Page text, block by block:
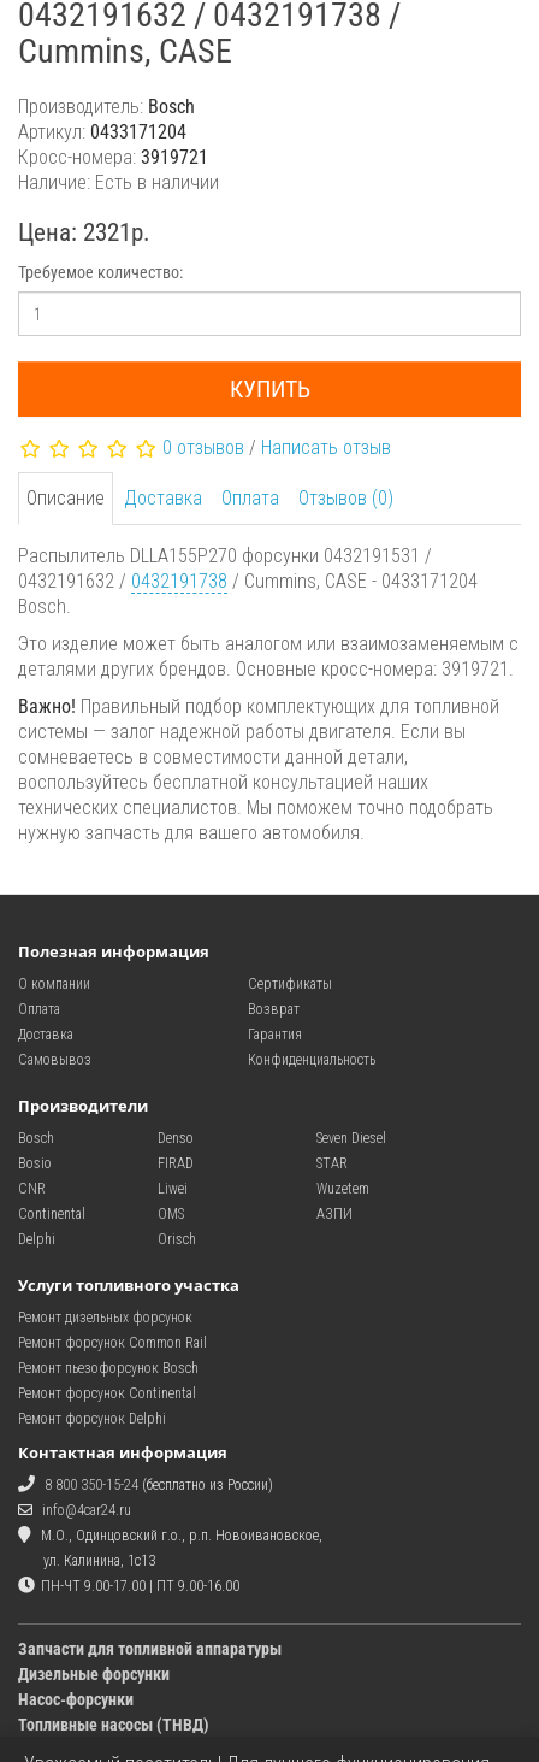
0432191632 / 0432191738 /
Cummins, CASE
Производитель: Bosch
Артикул: 0433171204
Кросс-номера: 3919721
Наличие: Есть в наличии
Цена: 2321р.
Требуемое количество:
КУПИТЬ
0 отзывов / Написать отзыв
Описание Доставка Оплата Отзывов (0)
Распылитель DLLA155P270 форсунки 0432191531 /
0432191632 / 0432191738 / Cummins, CASE - 0433171204
Bosch.
Это изделие может быть аналогом или взаимозаменяемым с
деталями других брендов. Основные кросс-номера: 3919721.
Важно! Правильный подбор комплектующих для топливной
системы — залог надежной работы двигателя. Если вы
сомневаетесь в совместимости данной детали,
воспользуйтесь бесплатной консультацией наших
технических специалистов. Мы поможем точно подобрать
нужную запчасть для вашего автомобиля.
Полезная информация
О компании
Оплата
Доставка
Самовывоз
Сертификаты
Возврат
Гарантия
Конфиденциальность
Производители
Bosch
Bosio
CNR
Continental
Delphi
Denso
FIRAD
Liwei
OMS
Orisch
Seven Diesel
STAR
Wuzetem
АЗПИ
Услуги топливного участка
Ремонт дизельных форсунок
Ремонт форсунок Common Rail
Ремонт пьезофорсунок Bosch
Ремонт форсунок Continental
Ремонт форсунок Delphi
Контактная информация
8 800 350-15-24 (бесплатно из России)
info@4car24.ru
М.О., Одинцовский г.о., р.п. Новоивановское,
ул. Калинина, 1с13
ПН-ЧТ 9.00-17.00 | ПТ 9.00-16.00
Запчасти для топливной аппаратуры
Дизельные форсунки
Насос-форсунки
Топливные насосы (ТНВД)